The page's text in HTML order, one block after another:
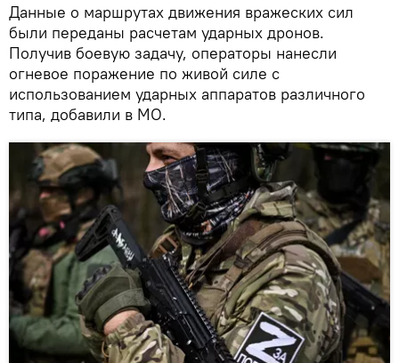
Данные о маршрутах движения вражеских сил
были переданы расчетам ударных дронов.
Получив боевую задачу, операторы нанесли
огневое поражение по живой силе с
использованием ударных аппаратов различного
типа, добавили в МО.